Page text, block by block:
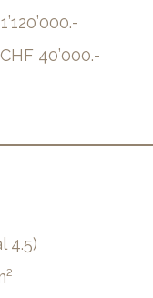
40’000.-
4.5)